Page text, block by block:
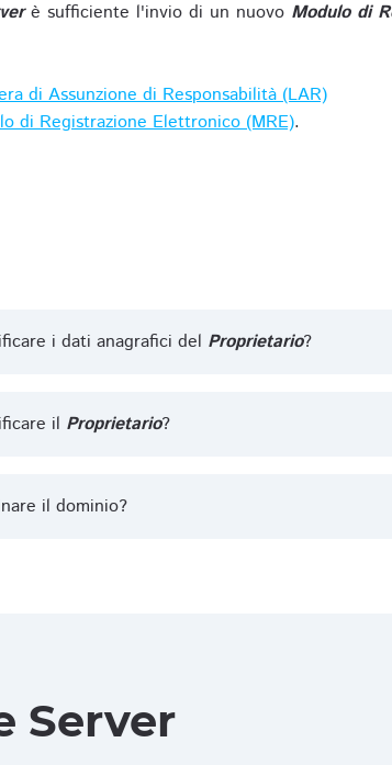
è sufficiente l'invio di un nuovo Modulo di
di Assunzione di Responsabilità (LAR)
di Registrazione Elettronico (MRE).
i dati anagrafici del Proprietario?
il Proprietario?
il dominio?
Server